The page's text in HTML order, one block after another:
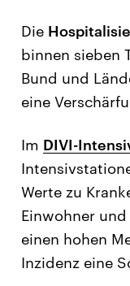
Die
binnen sieben
Bund und
eine
Im DIVI-
Werte zu
Einwohner
einen hohen
Inzidenz eine